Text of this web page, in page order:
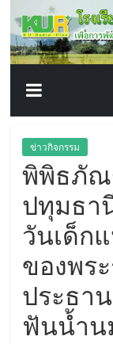
content
โรงเ
ทาง
อากา
เพื่อ
พัฒนา
คุณภ
ชีวิต
ข่าวกิจกรรม
พิพิธภัณ
ปทุมธา
วันเด็ก
ของพร
ประธา
ฟันน้ำน